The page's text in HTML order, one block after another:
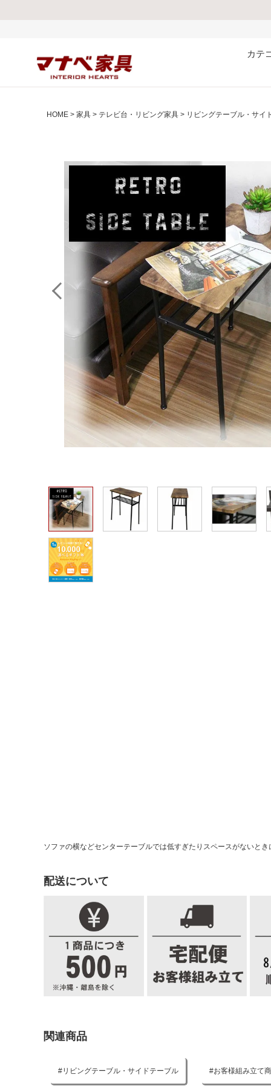
カテ
HOME 家具 テレビ台・リビング家具 リビングテーブル・サイ
ソファの横などセンターテーブルでは低すぎたりスペースがないと
配送について
関連商品
リビングテーブル・サイドテーブル お客様組み立て